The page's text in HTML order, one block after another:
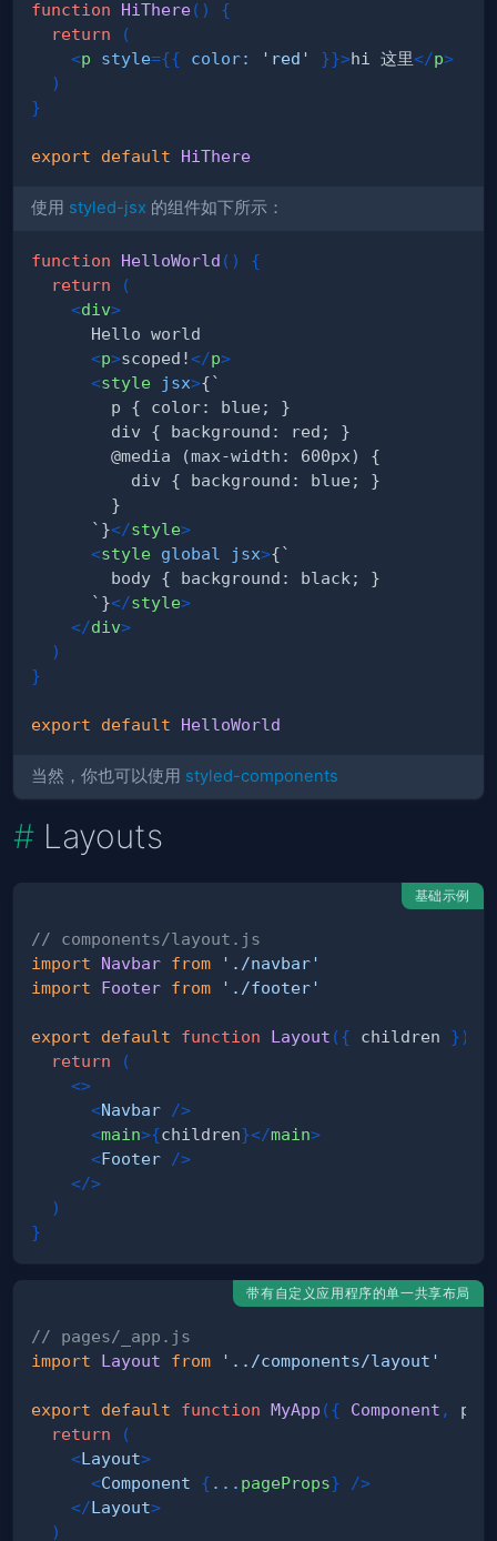
function HiThere( )
{
return
(
<p style={{ color: 'red' }}>hi 这里</p>
)
}
export default HiThere
使用 styled-jsx 的组件如下所示：
function HelloWorld ( )
{
return
(
<div>
<p>scoped!</p>
<style jsx>
      `}
</style>
<style global jsx>
      `}
</style>
</div>
)
}
export default HelloWorld
当然，你也可以使用 styled-components
Layouts
基础示例
// components/layout.js
import
Navbar from
'./navbar'
import
Footer from './footer'
export default function Layout ({ children })
return
(
<>
<Navbar
/>
<main>{children}</main>
<Footer
/>
</>
)
}
带有自定义应用程序的单一共享布局
// pages/_app.js
import
Layout from '../components/layout'
export default function MyApp ({ Component ,
return
(
<Layout>
<Component { ... pageProps}
/>
</Layout>
)